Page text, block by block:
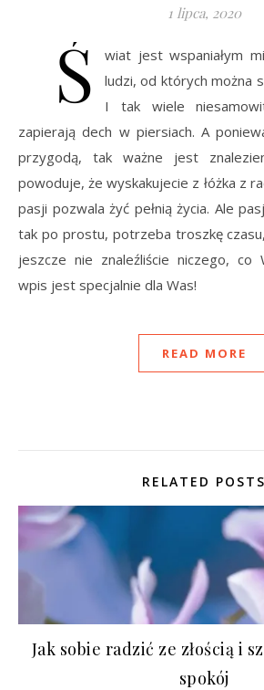
1 lipca, 2020
Ś
wiat jest wspaniałym
ludzi, od których można
I tak wiele
zapierają dech w piersiach. A
przygodą, tak ważne jest
powoduje, że wyskakujecie z łóżka z
pasji pozwala żyć pełnią życia. Ale
tak po prostu, potrzeba troszkę
jeszcze nie znaleźliście niczego, co
wpis jest specjalnie dla Was!
READ MORE
RELATED POSTS
Jak sobie radzić ze złością i
spokój